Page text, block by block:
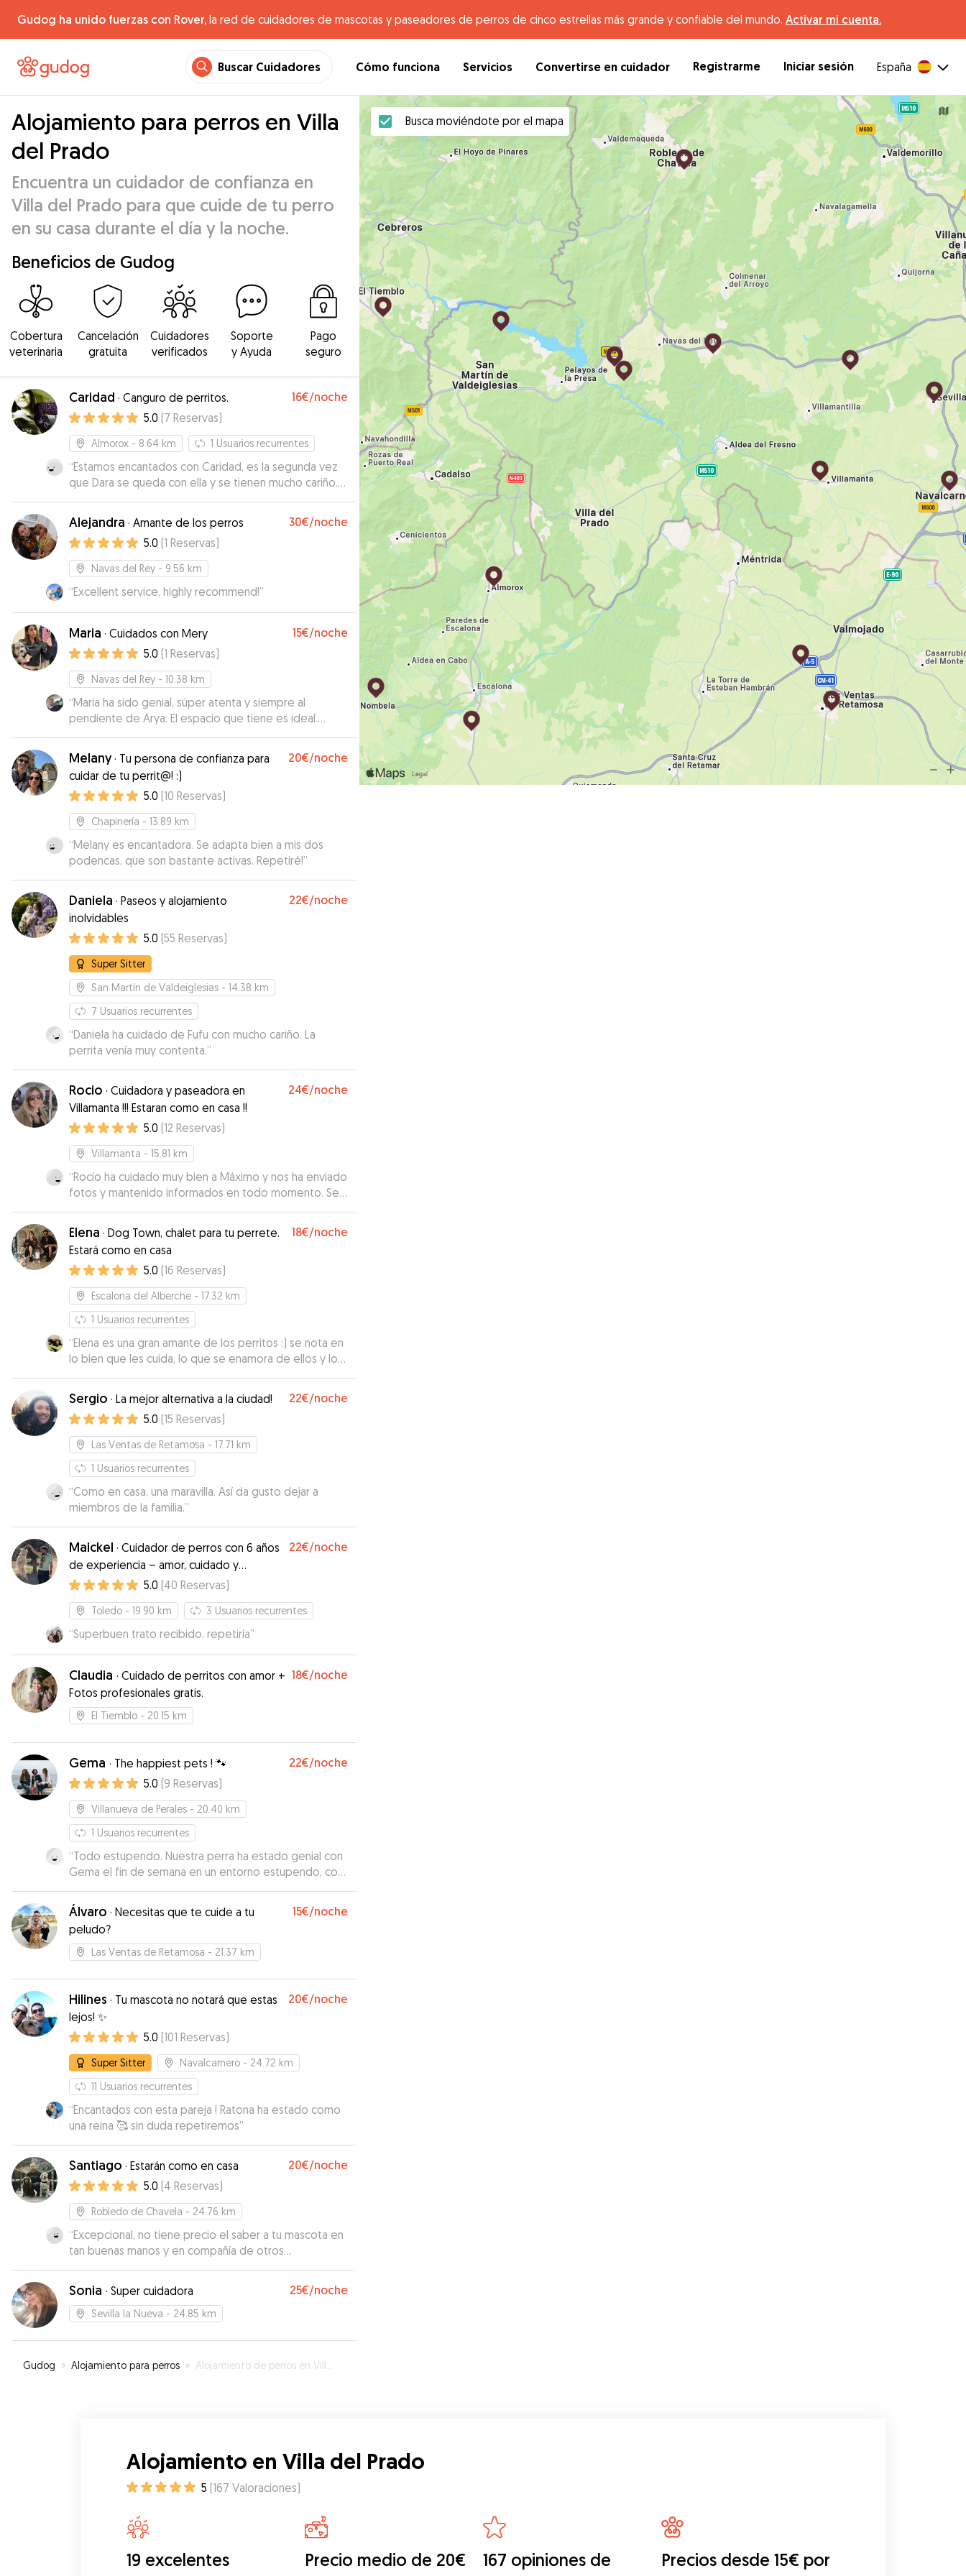
Gudog ha unido fuerzas con Rover, la red de cuidadores de mascotas y paseadores de perros de cinco estrellas más grande y confiable del mundo. Activar mi cuenta.
Buscar Cuidadores Cómo funciona Servicios Convertirse en cuidador Registrarme Iniciar sesión España
Alojamiento para perros en Villa
del Prado
Encuentra un cuidador de confianza en
Villa del Prado para que cuide de tu perro
en su casa durante el día y la noche.
Beneficios de Gudog
Cobertura
veterinaria
Cancelación
gratuita
Cuidadores
verificados
Soporte
y Ayuda
Pago
seguro
Caridad · Canguro de perritos. 16€/noche
5.0 (7 Reservas)
Almorox - 8.64 km 1 Usuarios recurrentes
“Estamos encantados con Caridad, es la segunda vez
que Dara se queda con ella y se tienen mucho cariño.
Saber que está con ella nos da mucha tranquilidad por
que la cuidad de manera inmejorable 😃
Alejandra · Amante de los perros 30€/noche
5.0 (1 Reservas)
Navas del Rey - 9.56 km
“Excellent service, highly recommend!”
Maria · Cuidados con Mery 15€/noche
5.0 (1 Reservas)
Navas del Rey - 10.38 km
“Maria ha sido genial, súper atenta y siempre al
pendiente de Arya. El espacio que tiene es ideal.
Gracias!”
Melany· Tu persona de confianza para
cuidar de tu perrit@! :)
20€/noche
5.0 (10 Reservas)
Chapinería - 13.89 km
“Melany es encantadora. Se adapta bien a mis dos
podencas, que son bastante activas. Repetiré!”
Daniela · Paseos y alojamiento
inolvidables
22€/noche
5.0 (55 Reservas)
Super Sitter
San Martín de Valdeiglesias - 14.38 km
7 Usuarios recurrentes
“Daniela ha cuidado de Fufu con mucho cariño. La
perrita venía muy contenta.”
Rocio · Cuidadora y paseadora en
Villamanta !!! Estaran como en casa !!
24€/noche
5.0 (12 Reservas)
Villamanta - 15.81 km
“Rocio ha cuidado muy bien a Máximo y nos ha enviado
fotos y mantenido informados en todo momento. Se
nota que Máximo ha estado muy contento.
Repetiremos!
Elena · Dog Town, chalet para tu perrete.
Estará como en casa
18€/noche
5.0 (16 Reservas)
Escalona del Alberche - 17.32 km
1 Usuarios recurrentes
“Elena es una gran amante de los perritos :) se nota en
lo bien que les cuida, lo que se enamora de ellos y lo
que disfruta de tenerlos! Contaremos contigo, sin
duda :)
Sergio · La mejor alternativa a la ciudad! 22€/noche
5.0 (15 Reservas)
Las Ventas de Retamosa - 17.71 km
1 Usuarios recurrentes
“Como en casa, una maravilla. Así da gusto dejar a
miembros de la familia.”
Maickel · Cuidador de perros con 6 años
de experiencia – amor, cuidado y
compañía para tu mejor amig
22€/noche
5.0 (40 Reservas)
Toledo - 19.90 km 3 Usuarios recurrentes
“Superbuen trato recibido, repetiría”
Claudia · Cuidado de perritos con amor +
Fotos profesionales gratis.
18€/noche
El Tiemblo - 20.15 km
Gema · The happiest pets ! 🐾 22€/noche
5.0 (9 Reservas)
Villanueva de Perales - 20.40 km
1 Usuarios recurrentes
“Todo estupendo. Nuestra perra ha estado genial con
Gema el fin de semana en un entorno estupendo, con
todos sus animales, y nosotros muy tranquilos con sus
vídeos y fotos. Muchas gracias a Gema y su familia.
Álvaro · Necesitas que te cuide a tu
peludo?
15€/noche
Las Ventas de Retamosa - 21.37 km
Hilines · Tu mascota no notará que estas
lejos! ✨
20€/noche
5.0 (101 Reservas)
Super Sitter Navalcarnero - 24.72 km
11 Usuarios recurrentes
“Encantados con esta pareja ! Ratona ha estado como
una reina 🥰 sin duda repetiremos”
Santiago · Estarán como en casa 20€/noche
5.0 (4 Reservas)
Robledo de Chavela - 24.76 km
“Excepcional, no tiene precio el saber a tu mascota en
tan buenas manos y en compañía de otros
congéneres majos.”
Sonia · Super cuidadora 25€/noche
Sevilla la Nueva - 24.85 km
Gudog » Alojamiento para perros » Alojamiento de perros en Villa del Prado
Busca moviéndote por el mapa
Alojamiento en Villa del Prado
5 (167 Valoraciones)
19 excelentes
Precio medio de 20€
167 opiniones de
Precios desde 15€ por